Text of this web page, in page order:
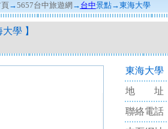
→5657台中旅遊網 → 台中景點→東海大學
學 】
東海大學
地 址
聯絡電話